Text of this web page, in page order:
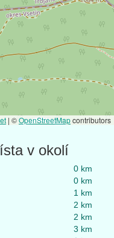
| ©OpenStreetMapcontributors
v okolí
0 km
0 km
1 km
2 km
2 km
3 km